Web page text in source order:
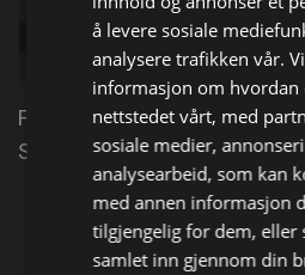
Old Honkfoot
Underholdning
Frankie Boyle imponerer med
Smith-Bynoe henter skjeer.
å levere sosiale
analysere trafikken vår.
informasjon om hvordan
nettstedet vårt, med
sosiale medier,
analysearbeid, som kan
med annen informasjon
tilgjengelig for dem, eller
samlet inn gjennom din